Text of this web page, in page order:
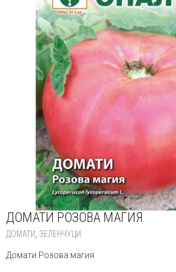
ДОМАТИ РОЗОВА МАГИЯ
ДОМАТИ ЗЕЛЕНЧУЦИ
Домати Розова магия